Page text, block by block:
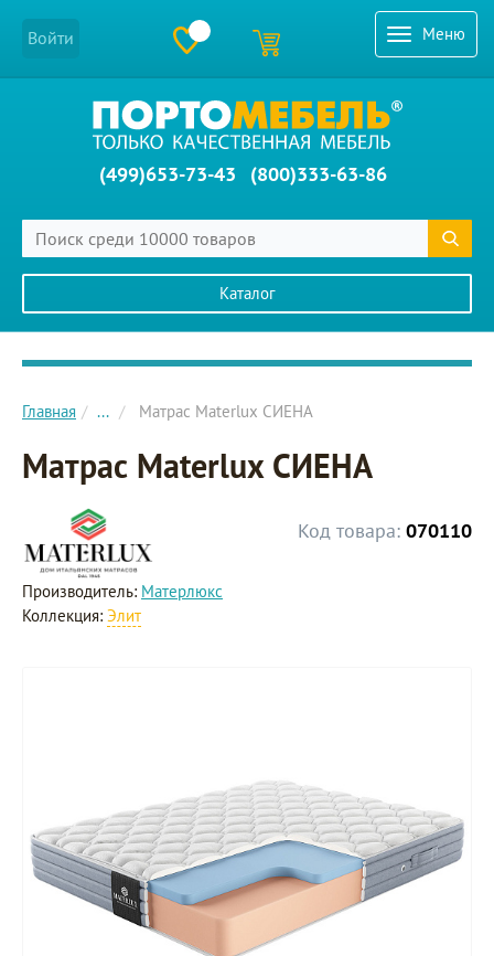
Меню
Войти
(499)653-73-43 (800)333-63-86
Каталог
Главное меню сайта
Главная ... Матрас Materlux СИЕНА
Матрас Materlux СИЕНА
Код товара: 070110
Производитель: Матерлюкс
Коллекция: Элит